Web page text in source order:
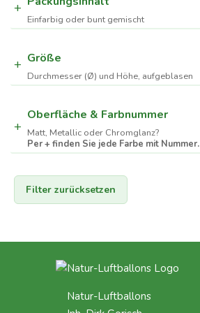
Einfarbig oder bunt gemischt
Größe
Durchmesser (Ø) und Höhe, aufgeblasen
Oberfläche & Farbnummer
Matt, Metallic oder Chromglanz?
Per + finden Sie jede Farbe mit Nummer.
Filter zurücksetzen
Natur-Luftballons